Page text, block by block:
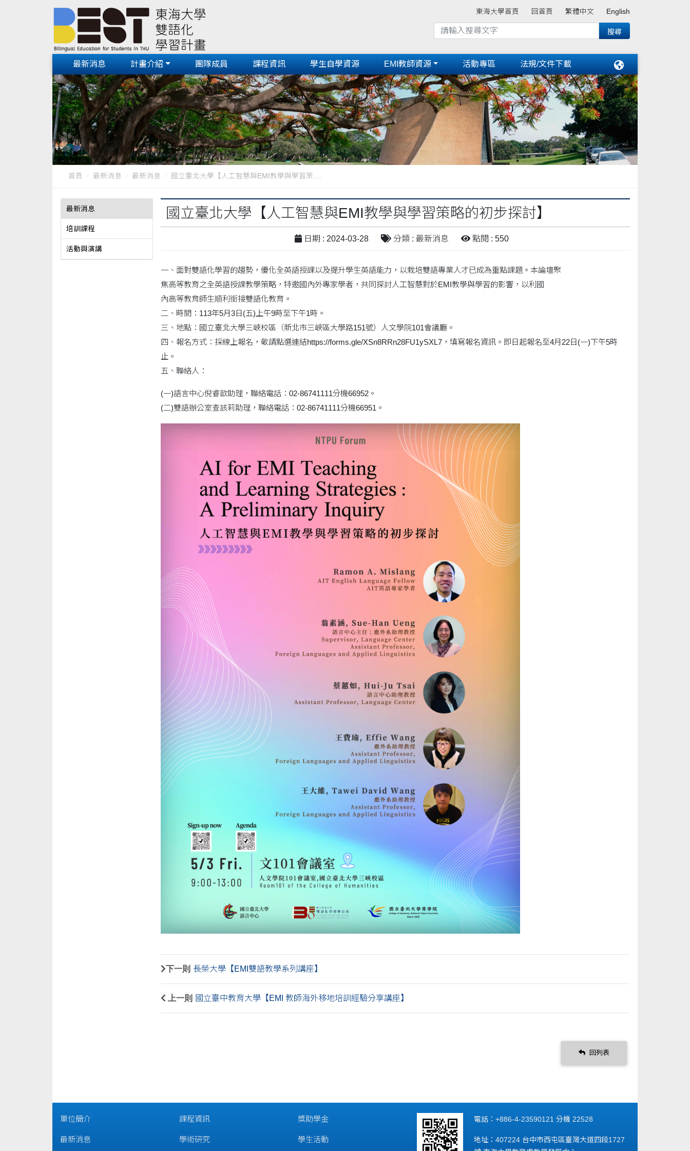
東海大學首頁 回首頁 繁體中文 English
最新消息 計畫介紹 團隊成員 課程資訊 學生自學資源 EMI教師資源 活動專區 法規/文件下載
首頁 最新消息 最新消息 國立臺北大學【人工智慧與EMI教學與學習策....
最新消息
培訓課程
活動與演講
國立臺北大學【人工智慧與EMI教學與學習策略的初步探討】
日期 : 2024-03-28 分類 : 最新消息 點閱 : 550
一、面對雙語化學習的趨勢，優化全英語授課以及提升學生英語能力，以栽培雙語專業人才已成為重點課題。本論壇聚
焦高等教育之全英語授課教學策略，特邀國內外專家學者，共同探討人工智慧對於EMI教學與學習的影響，以利國
內高等教育師生順利銜接雙語化教育。
二、時間：113年5月3日(五)上午9時至下午1時。
三、地點：國立臺北大學三峽校區（新北市三峽區大學路151號）人文學院101會議廳。
四、報名方式：採線上報名，敬請點選連結https://forms.gle/XSn8RRn28FU1ySXL7，填寫報名資訊。即日起報名至4月22日(一)下午5時
止。
五、聯絡人：
(一)語言中心倪睿歆助理，聯絡電話：02-86741111分機66952。
(二)雙語辦公室查該莉助理，聯絡電話：02-86741111分機66951。
下一則 長榮大學【EMI雙語教學系列講座】
上一則 國立臺中教育大學【EMI 教師海外移地培訓經驗分享講座】
回列表
單位簡介
最新消息
課程資訊
學術研究
獎助學金
學生活動
電話：+886-4-23590121 分機 22528
地址：407224 台中市西屯區臺灣大道四段1727